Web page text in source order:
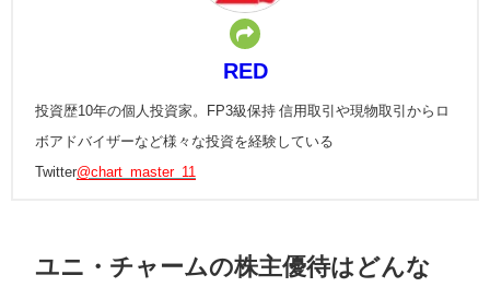
RED
投資歴10年の個人投資家。FP3級保持 信用取引や現物取引からロ
ボアドバイザーなど様々な投資を経験している
Twitter@chart_master_11
ユニ・チャームの株主優待はどんな